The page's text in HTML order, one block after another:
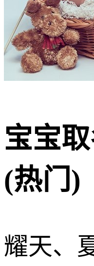
宝宝
(热门)
耀天、